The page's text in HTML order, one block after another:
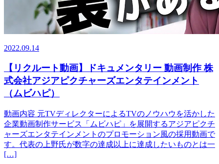
2022.09.14
【リクルート動画】ドキュメンタリー 動画制作 株
式会社アジアピクチャーズエンタテインメント
（ムビハピ）
動画内容 元TVディレクターによるTVのノウハウを活かした
企業動画制作サービス「ムビハピ」を展開するアジアピクチ
ャーズエンタテインメントのプロモーション風の採用動画で
す。代表の上野氏が数字の達成以上に達成したいものとは一
[…]